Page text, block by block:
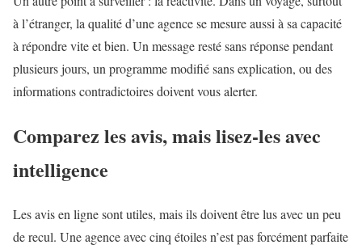
à l’étranger, la qualité d’une agence se mesure aussi à sa capacité
à répondre vite et bien. Un message resté sans réponse pendant
plusieurs jours, un programme modifié sans explication, ou des
informations contradictoires doivent vous alerter.
Comparez les avis, mais lisez-les avec
intelligence
Les avis en ligne sont utiles, mais ils doivent être lus avec un peu
de recul. Une agence avec cinq étoiles n’est pas forcément parfaite